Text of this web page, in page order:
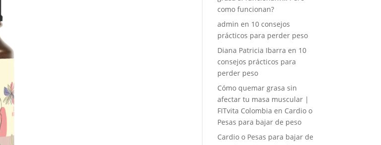
como funcionan?
admin en 10 consejos
prácticos para perder peso
Diana Patricia Ibarra en 10
consejos prácticos para
perder peso
Cómo quemar grasa sin
afectar tu masa muscular |
FITvita Colombia en Cardio o
Pesas para bajar de peso
Cardio o Pesas para bajar de